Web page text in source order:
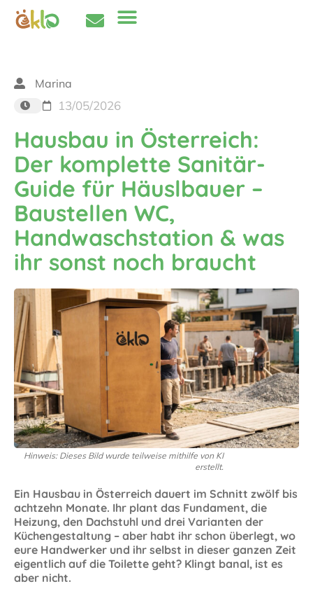
Marina
13/05/2026
Hausbau in Österreich:
Der komplette Sanitär-
Guide für Häuslbauer –
Baustellen WC,
Handwaschstation & was
ihr sonst noch braucht
Hinweis: Dieses Bild wurde teilweise mithilfe von KI
erstellt.
Ein Hausbau in Österreich dauert im Schnitt zwölf bis
achtzehn Monate. Ihr plant das Fundament, die
Heizung, den Dachstuhl und drei Varianten der
Küchengestaltung – aber habt ihr schon überlegt, wo
eure Handwerker und ihr selbst in dieser ganzen Zeit
eigentlich auf die Toilette geht? Klingt banal, ist es
aber nicht.